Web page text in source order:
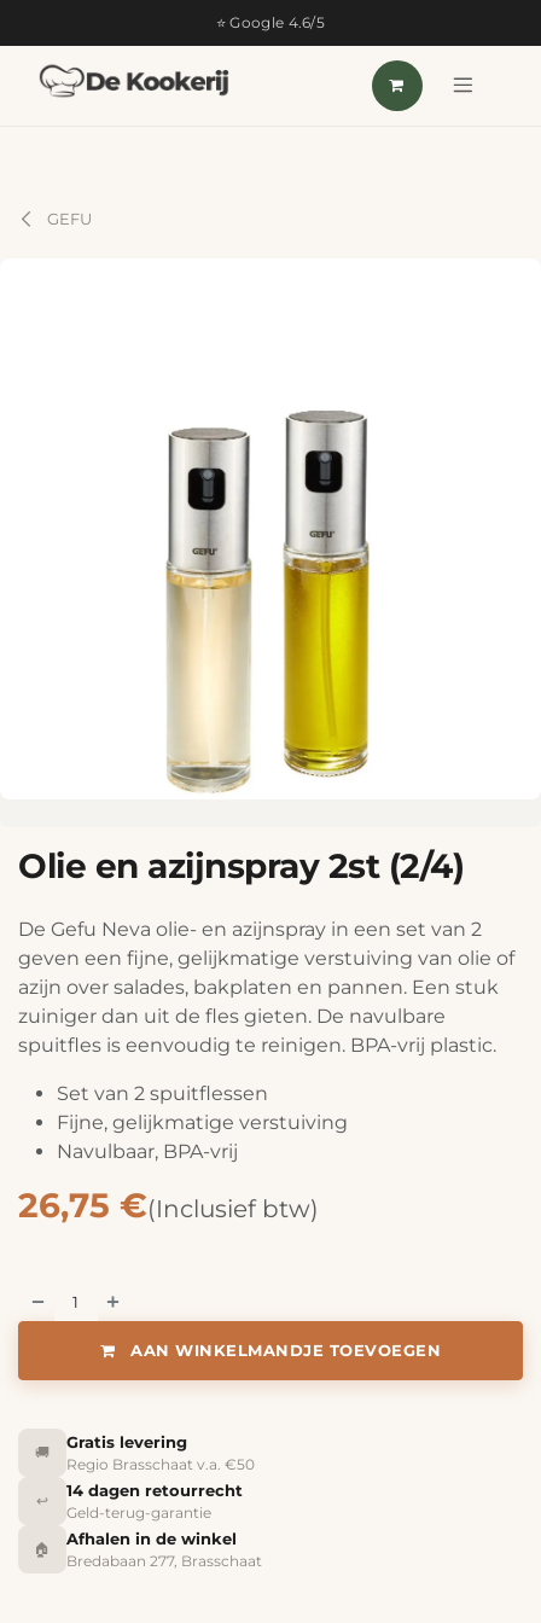
⭐ Google 4.6/5
GEFU
Olie en azijnspray 2st (2/4)
De Gefu Neva olie- en azijnspray in een set van 2
geven een fijne, gelijkmatige verstuiving van olie of
azijn over salades, bakplaten en pannen. Een stuk
zuiniger dan uit de fles gieten. De navulbare
spuitfles is eenvoudig te reinigen. BPA-vrij plastic.
Set van 2 spuitflessen
Fijne, gelijkmatige verstuiving
Navulbaar, BPA-vrij
26,75 €(Inclusief btw)
AAN WINKELMANDJE TOEVOEGEN
🚚
Gratis levering
Regio Brasschaat v.a. €50
↩️
14 dagen retourrecht
Geld-terug-garantie
🏠
Afhalen in de winkel
Bredabaan 277, Brasschaat